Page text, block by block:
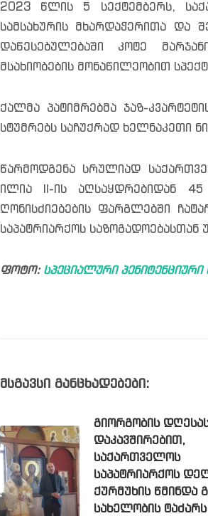
2023 წლის 5 სექტემბერს,
სამსახურის მხარდაჭერითა და
დაწესებულებაში კოტე
მსახიობების მონაწილეობით
ქალმა პატიმრებმა ჯაზ-
სტუმრებს საჩუქრად ხელნაკეთი
წარმოდგენა სრულიად
ილია II-ის აღსაყდრებიდან
ღონისძიებების ფარგლებში
საპატრიარქოს
ფოტო: სპეციალური პენიტენციური
მსგავსი განცხადებები:
ᲒᲘᲝᲠᲒᲝᲑᲘᲡ
ᲓᲐᲙᲐᲕᲨᲘᲠᲔᲑᲘᲗ,
ᲡᲐᲥᲐᲠᲗᲕᲔᲚᲝᲡ
ᲡᲐᲞᲐᲢᲠᲘᲐᲠᲥᲝᲡ
ᲥᲣᲠᲛᲣᲮᲘᲡ ᲬᲛᲘᲜᲓᲐ
ᲡᲐᲮᲔᲚᲝᲑᲘᲡ ᲢᲐᲫᲐᲠᲡ